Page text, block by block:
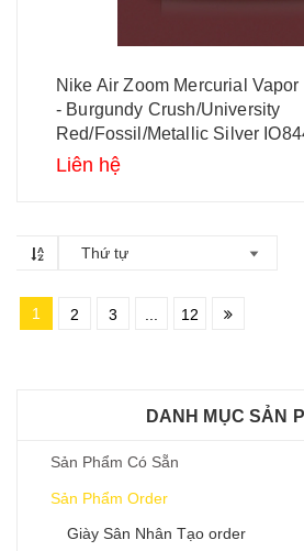
Nike Air Zoom Mercurial
- Burgundy Crush/University
Red/Fossil/Metallic Silver
Liên hệ
Thứ tự
1 2 3 12
DANH MỤC SẢN
Sản Phẩm Có Sẵn
Sản Phẩm Order
Giày Sân Nhân Tạo order